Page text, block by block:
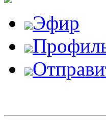
Эфир